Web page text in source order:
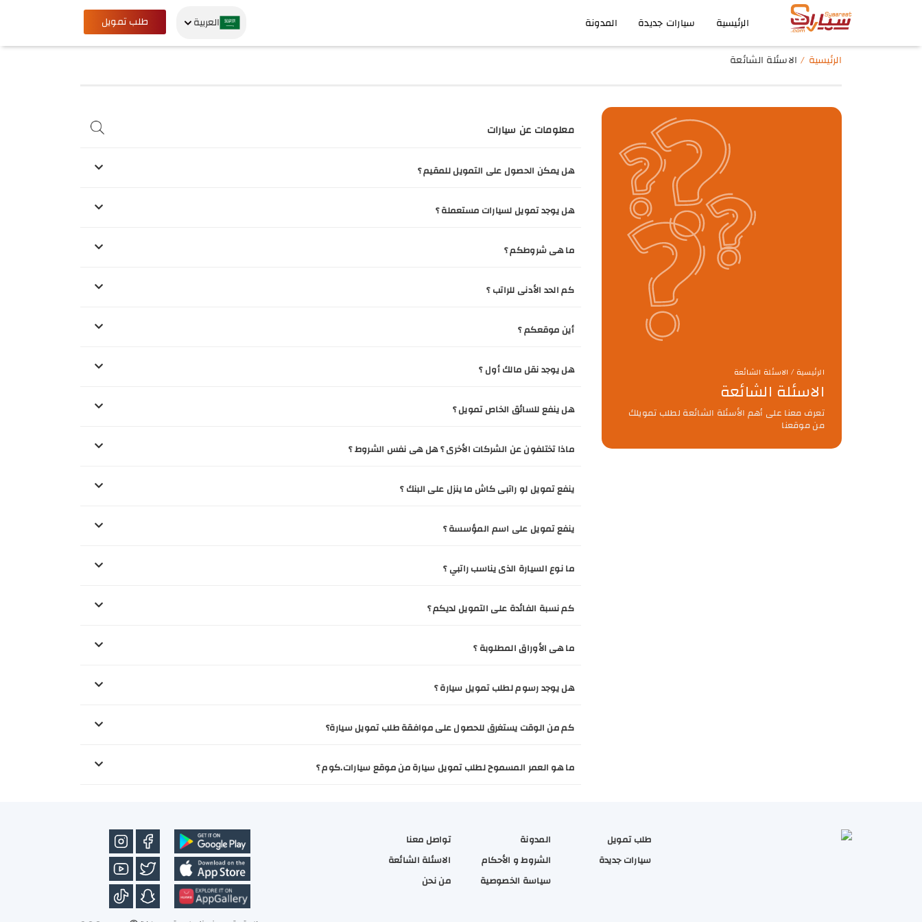
الرئيسية سيارات جديدة المدونة العربية طلب تمويل
الرئيسية الاسئلة الشائعة
الرئيسية / الاسئلة الشائعة
الاسئلة الشائعة
تعرف معنا على أهم الأسئلة الشائعة لطلب تمويلك
من موقعنا
معلومات عن سيارات
هل يمكن الحصول على التمويل للمقيم ؟
هل يوجد تمويل لسيارات مستعملة ؟
ما هى شروطكم ؟
كم الحد الأدنى للراتب ؟
أين موقعكم ؟
هل يوجد نقل مالك أول ؟
هل ينفع للسائق الخاص تمويل ؟
ماذا تختلفون عن الشركات الأخرى ؟ هل هى نفس الشروط ؟
ينفع تمويل لو راتبى كاش ما ينزل على البنك ؟
ينفع تمويل على اسم المؤسسة ؟
ما نوع السيارة الذى يناسب راتبي ؟
كم نسبة الفائدة على التمويل لديكم ؟
ما هى الأوراق المطلوبة ؟
هل يوجد رسوم لطلب تمويل سيارة ؟
كم من الوقت يستغرق للحصول على موافقة طلب تمويل سيارة؟
ما هو العمر المسموح لطلب تمويل سيارة من موقع سيارات.كوم ؟
طلب تمويل
سيارات جديدة
المدونة
الشروط و الأحكام
سياسة الخصوصية
تواصل معنا
الاسئلة الشائعة
من نحن